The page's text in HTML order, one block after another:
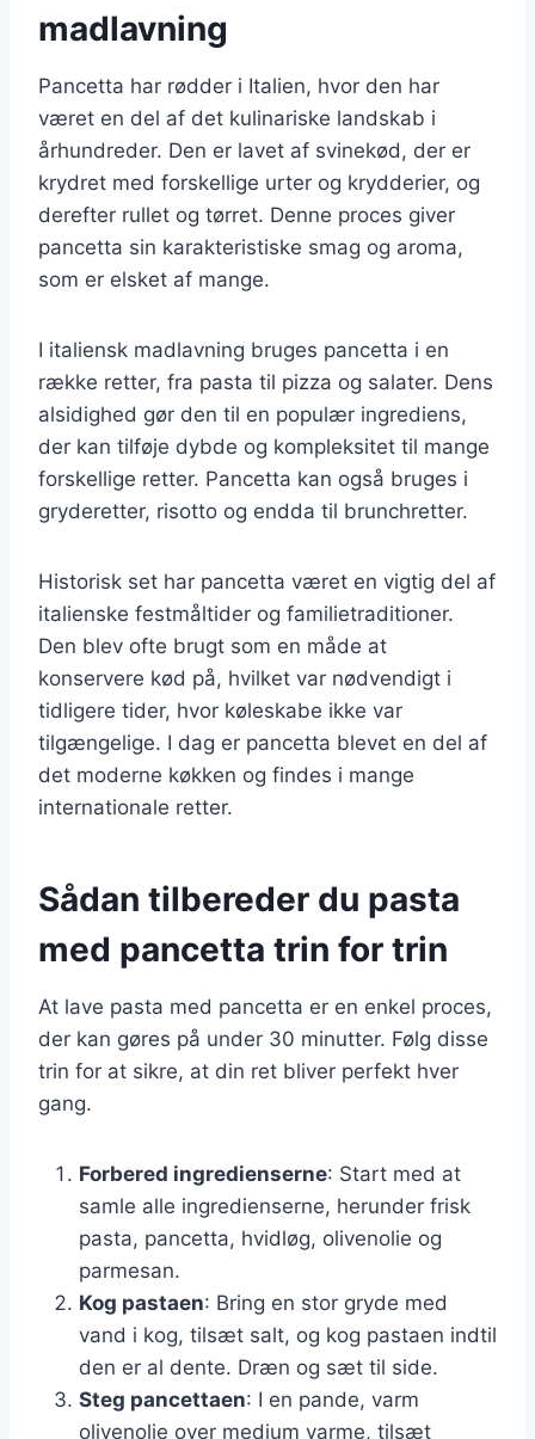
madlavning
Pancetta har rødder i Italien, hvor den har
været en del af det kulinariske landskab i
århundreder. Den er lavet af svinekød, der er
krydret med forskellige urter og krydderier, og
derefter rullet og tørret. Denne proces giver
pancetta sin karakteristiske smag og aroma,
som er elsket af mange.
I italiensk madlavning bruges pancetta i en
række retter, fra pasta til pizza og salater. Dens
alsidighed gør den til en populær ingrediens,
der kan tilføje dybde og kompleksitet til mange
forskellige retter. Pancetta kan også bruges i
gryderetter, risotto og endda til brunchretter.
Historisk set har pancetta været en vigtig del af
italienske festmåltider og familietraditioner.
Den blev ofte brugt som en måde at
konservere kød på, hvilket var nødvendigt i
tidligere tider, hvor køleskabe ikke var
tilgængelige. I dag er pancetta blevet en del af
det moderne køkken og findes i mange
internationale retter.
Sådan tilbereder du pasta
med pancetta trin for trin
At lave pasta med pancetta er en enkel proces,
der kan gøres på under 30 minutter. Følg disse
trin for at sikre, at din ret bliver perfekt hver
gang.
Forbered ingredienserne: Start med at
samle alle ingredienserne, herunder frisk
pasta, pancetta, hvidløg, olivenolie og
parmesan.
Kog pastaen: Bring en stor gryde med
vand i kog, tilsæt salt, og kog pastaen indtil
den er al dente. Dræn og sæt til side.
Steg pancettaen: I en pande, varm
olivenolie over medium varme, tilsæt